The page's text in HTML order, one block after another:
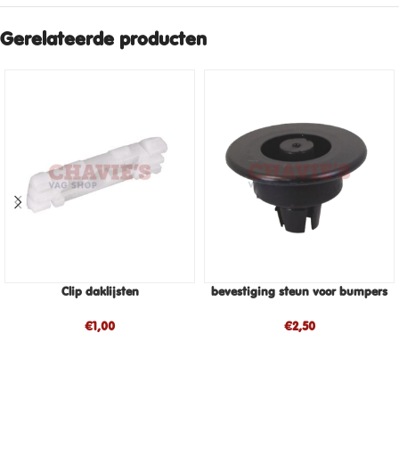
Gerelateerde producten
Clip daklijsten
€1,00
bevestiging steun voor bumpers
€2,50